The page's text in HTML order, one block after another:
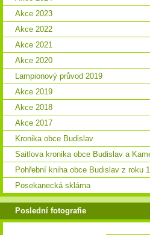
Akce 2023
Akce 2022
Akce 2021
Akce 2020
Lampionový průvod 2019
Akce 2019
Akce 2018
Akce 2017
Kronika obce Budislav
Saitlova kronika obce Budislav a
Pohřební kniha obce Budislav z roku
Posekanecká sklárna
Poslední fotografie